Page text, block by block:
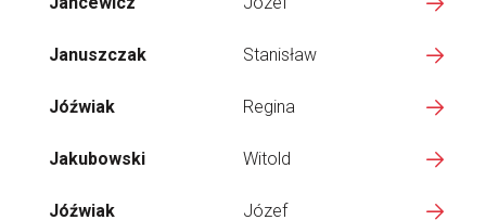
Januszczak Stanisław
Jóźwiak Regina
Jakubowski Witold
Jóźwiak Józef